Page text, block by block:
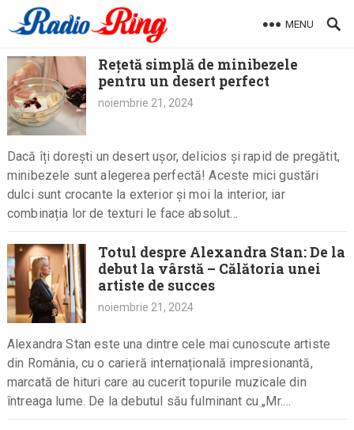
to
MENU
Rețetă simplă de minibezele
pentru un desert perfect
noiembrie 21, 2024
Dacă îți dorești un desert ușor, delicios și rapid de pregătit,
minibezele sunt alegerea perfectă! Aceste mici gustări
dulci sunt crocante la exterior și moi la interior, iar
combinația lor de texturi le face absolut…
Totul despre Alexandra Stan: De la
debut la vârstă – Călătoria unei
artiste de succes
noiembrie 21, 2024
Alexandra Stan este una dintre cele mai cunoscute artiste
din România, cu o carieră internațională impresionantă,
marcată de hituri care au cucerit topurile muzicale din
întreaga lume. De la debutul său fulminant cu „Mr.